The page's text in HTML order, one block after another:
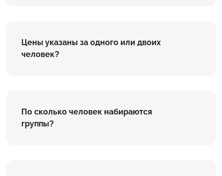
Цены указаны за одного или двоих
человек?
По сколько человек набираются
группы?